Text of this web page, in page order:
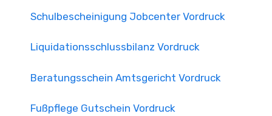
Schulbescheinigung Jobcenter Vordruck
Liquidationsschlussbilanz Vordruck
Beratungsschein Amtsgericht Vordruck
Fußpflege Gutschein Vordruck